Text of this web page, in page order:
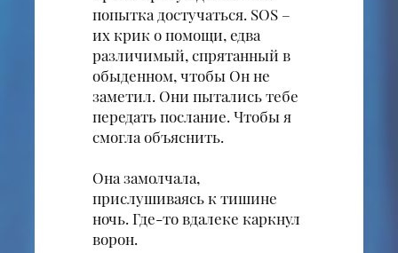
попытка достучаться. SOS –
их крик о помощи, едва
различимый, спрятанный в
обыденном, чтобы Он не
заметил. Они пытались тебе
передать послание. Чтобы я
смогла объяснить.
Она замолчала,
прислушиваясь к тишине
ночь. Где-то вдалеке каркнул
ворон.